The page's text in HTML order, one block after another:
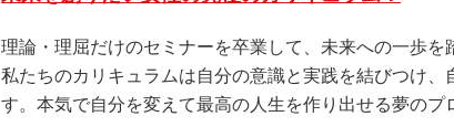
理論・理屈だけのセミナーを卒業して、未来への一歩を
私たちのカリキュラムは自分の意識と実践を結びつけ、
す。本気で自分を変えて最高の人生を作り出せる夢のプ